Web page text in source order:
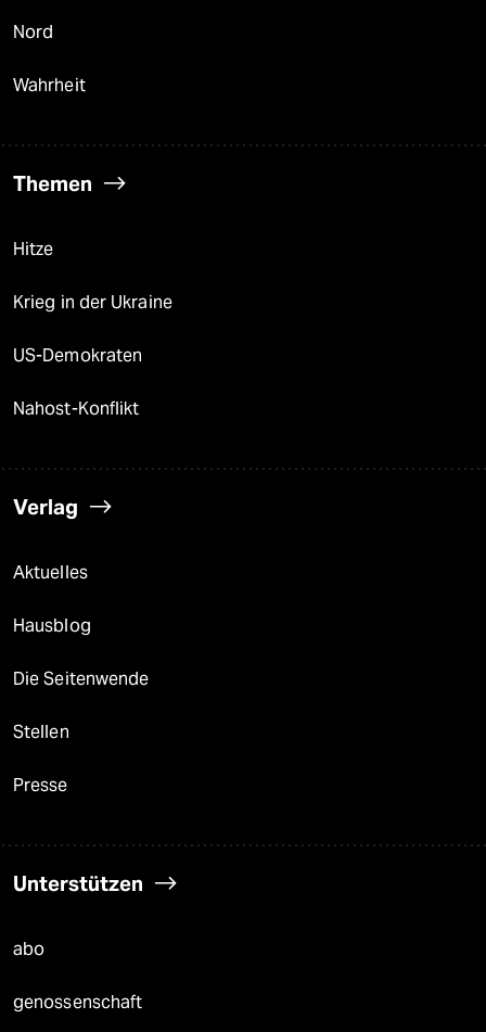
Nord
Wahrheit
Themen
Hitze
Krieg in der Ukraine
US-Demokraten
Nahost-Konflikt
Verlag
Aktuelles
Hausblog
Die Seitenwende
Stellen
Presse
Unterstützen
abo
genossenschaft